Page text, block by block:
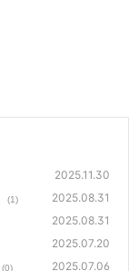
2025.11.30
(1) 2025.08.31
2025.08.31
2025.07.20
(0) 2025.07.06